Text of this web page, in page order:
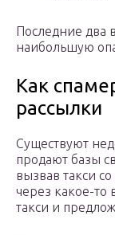
Последние два
наибольшую
Как
рассылки
Существуют
продают базы
вызвав такси
через какое-то
такси и